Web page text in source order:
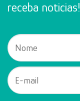
receba noticias!